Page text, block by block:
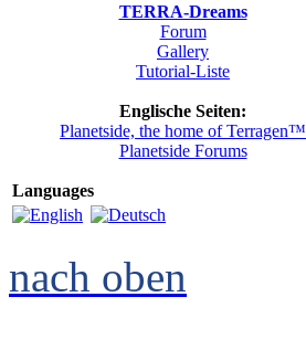
TERRA-Dreams
Forum
Gallery
Tutorial-Liste
Englische Seiten:
Planetside, the home of Terragen™
Planetside Forums
Languages
nach oben